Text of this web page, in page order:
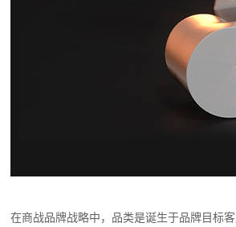
在商战品牌战略中，品类是诞生于品牌目标